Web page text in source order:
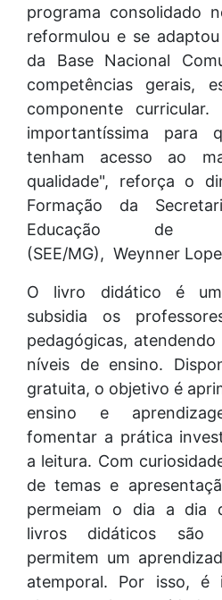
programa consolidado
reformulou e se
da Base Nacional
competências gerais,
componente
importantíssima para
tenham acesso ao
qualidade", reforça o
Formação da
Educação de
(SEE/MG), Weynner
O livro didático é
subsidia os
pedagógicas,
níveis de ensino.
gratuita, o objetivo é
ensino e
fomentar a prática
a leitura. Com
de temas e
permeiam o dia a dia
livros didáticos são
permitem um
atemporal. Por isso, é